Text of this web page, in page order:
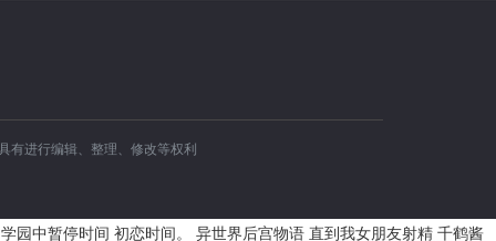
有进行编辑、整理、修改等权利
学园中暂停时间 初恋时间。 异世界后宫物语 直到我女朋友射精 千鹤酱